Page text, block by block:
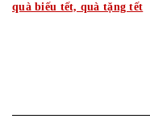
quà biếu tết, quà tặng tết